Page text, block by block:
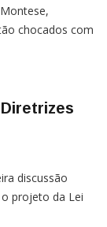
chocados com
discussão
projeto da Lei